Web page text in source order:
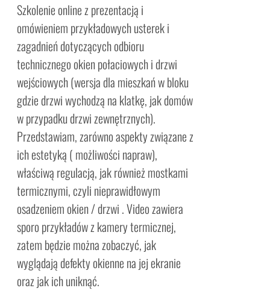
Szkolenie online z prezentacją i
omówieniem przykładowych usterek i
zagadnień dotyczących odbioru
technicznego okien połaciowych i drzwi
wejściowych (wersja dla mieszkań w bloku
gdzie drzwi wychodzą na klatkę, jak domów
w przypadku drzwi zewnętrznych).
Przedstawiam, zarówno aspekty związane z
ich estetyką ( możliwości napraw),
właściwą regulacją, jak również mostkami
termicznymi, czyli nieprawidłowym
osadzeniem okien / drzwi . Video zawiera
sporo przykładów z kamery termicznej,
zatem będzie można zobaczyć, jak
wyglądają defekty okienne na jej ekranie
oraz jak ich uniknąć.